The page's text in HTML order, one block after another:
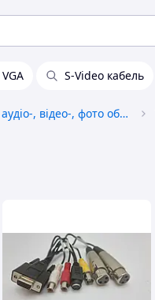
S-Video кабель
Професійне аудіо-, відео-, фото обладнання